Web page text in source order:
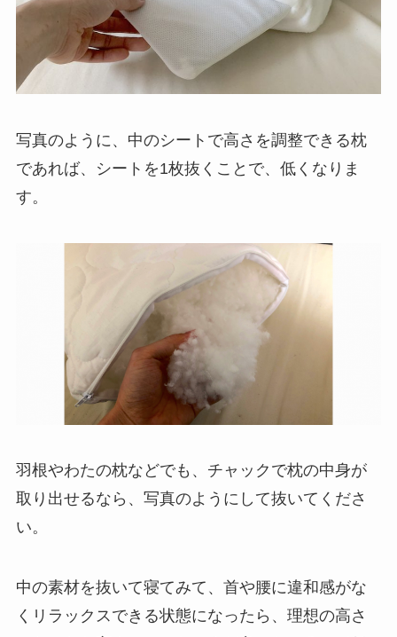
写真のように、中のシートで高さを調整できる枕
であれば、シートを1枚抜くことで、低くなりま
す。
羽根やわたの枕などでも、チャックで枕の中身が
取り出せるなら、写真のようにして抜いてくださ
い。
中の素材を抜いて寝てみて、首や腰に違和感がな
くリラックスできる状態になったら、理想の高さ